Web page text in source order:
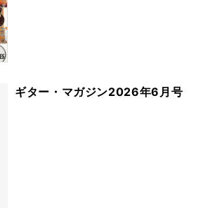
ギター・マガジン2026年6月号